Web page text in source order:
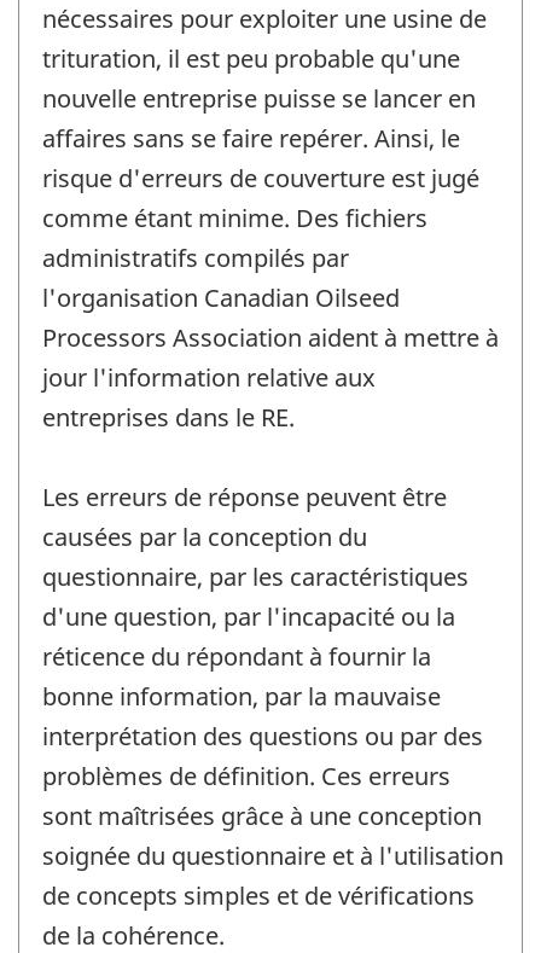
nécessaires pour exploiter une usine de
trituration, il est peu probable qu'une
nouvelle entreprise puisse se lancer en
affaires sans se faire repérer. Ainsi, le
risque d'erreurs de couverture est jugé
comme étant minime. Des fichiers
administratifs compilés par
l'organisation Canadian Oilseed
Processors Association aident à mettre à
jour l'information relative aux
entreprises dans le RE.
Les erreurs de réponse peuvent être
causées par la conception du
questionnaire, par les caractéristiques
d'une question, par l'incapacité ou la
réticence du répondant à fournir la
bonne information, par la mauvaise
interprétation des questions ou par des
problèmes de définition. Ces erreurs
sont maîtrisées grâce à une conception
soignée du questionnaire et à l'utilisation
de concepts simples et de vérifications
de la cohérence.